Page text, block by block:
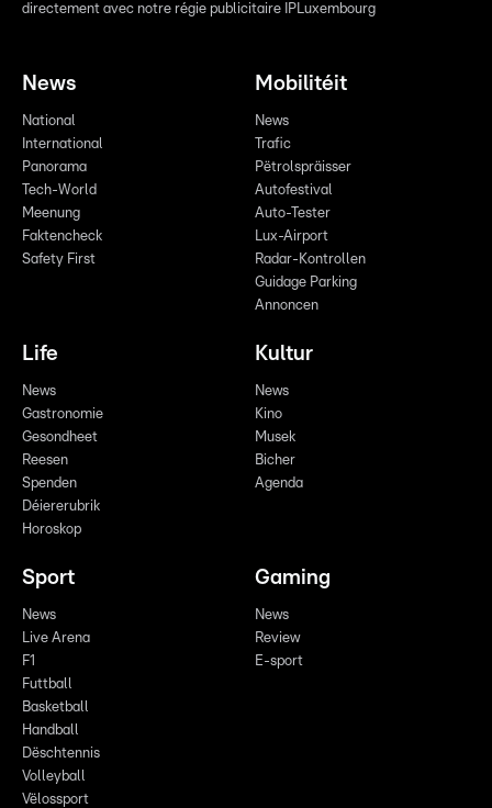
directement avec notre régie publicitaire IPLuxembourg
News
National
International
Panorama
Tech-World
Meenung
Faktencheck
Safety First
Mobilitéit
News
Trafic
Pëtrolspräisser
Autofestival
Auto-Tester
Lux-Airport
Radar-Kontrollen
Guidage Parking
Annoncen
Life
News
Gastronomie
Gesondheet
Reesen
Spenden
Déiererubrik
Horoskop
Kultur
News
Kino
Musek
Bicher
Agenda
Sport
News
Live Arena
F1
Futtball
Basketball
Handball
Dëschtennis
Volleyball
Vëlossport
Gaming
News
Review
E-sport